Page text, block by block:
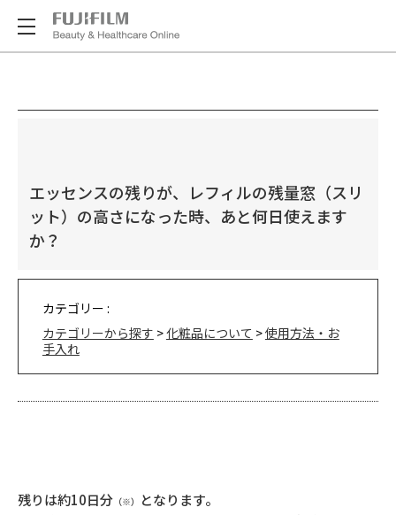
エッセンスの残りが、レフィルの残量窓（スリ
ット）の高さになった時、あと何日使えます
か？
カテゴリー :
カテゴリーから探す >化粧品について >使用方法・お
手入れ
残りは約10日分 （※） となります。